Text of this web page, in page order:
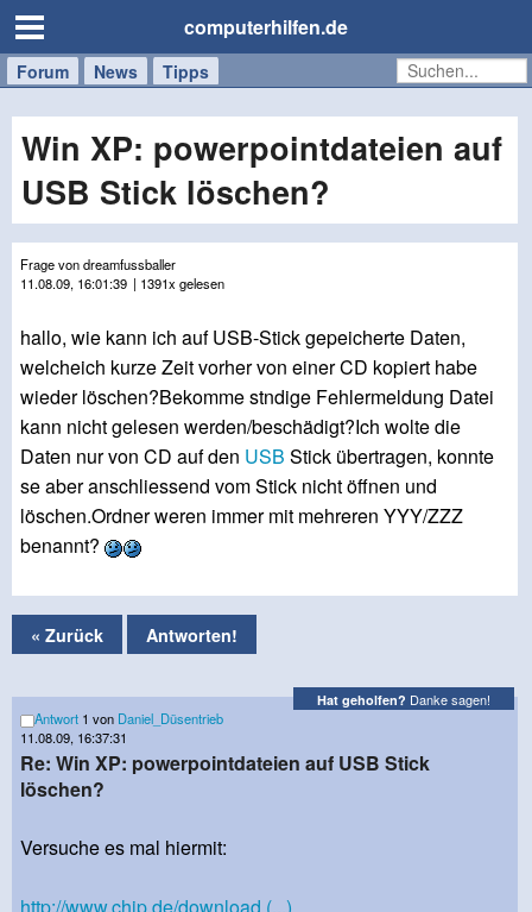
computerhilfen.de
Forum News Tipps
Handy
Tablet
Windows
Mac
Win XP: powerpointdateien auf
USB Stick löschen?
Frage von dreamfussballer
11.08.09, 16:01:39 | 1391x gelesen
hallo, wie kann ich auf USB-Stick gepeicherte Daten,
welcheich kurze Zeit vorher von einer CD kopiert habe
wieder löschen?Bekomme stndige Fehlermeldung Datei
kann nicht gelesen werden/beschädigt?Ich wolte die
Daten nur von CD auf den USB Stick übertragen, konnte
se aber anschliessend vom Stick nicht öffnen und
löschen.Ordner weren immer mit mehreren YYY/ZZZ
benannt?
« Zurück Antworten!
Hat geholfen? Danke sagen!
Antwort 1 von Daniel_Düsentrieb
11.08.09, 16:37:31
Re: Win XP: powerpointdateien auf USB Stick
löschen?
Versuche es mal hiermit: